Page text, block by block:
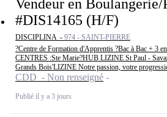
Vendeur en Boulangerie/
#DIS14165 (H/F)
DISCIPLINA - 974 - SAINT-PIERRE
?Centre de Formation d'Apprentis ?Bac à Bac + 3
CENTRES :Ste Marie?HUB LIZINE St Paul -
Grands Bois'LIZINE Notre passion, votre
CDD - Non renseigné
Publié il y a 3 jours